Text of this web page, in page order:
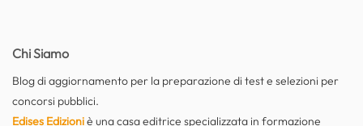
Chi Siamo
Blog di aggiornamento per la preparazione di test e selezioni per
concorsi pubblici.
Edises Edizioniè una casa editrice specializzata in formazione